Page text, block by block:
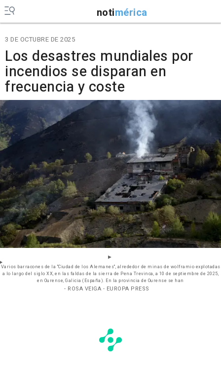
notimérica
3 DE OCTUBRE DE 2025
Los desastres mundiales por
incendios se disparan en
frecuencia y coste
Varios barracones de la "Ciudad de los Alemanes", alrededor de minas de wolframio explotadas
a lo largo del siglo XX, en las faldas de la sierra de Pena Trevinca, a 10 de septiembre de 2025,
en Ourense, Galicia (España). En la provincia de Ourense se han
- ROSA VEIGA - EUROPA PRESS